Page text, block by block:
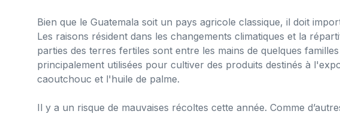
Bien que le Guatemala soit un pays agricole classique, il doit
Les raisons résident dans les changements climatiques et la
parties des terres fertiles sont entre les mains de quelques
principalement utilisées pour cultiver des produits destinés à
caoutchouc et l'huile de palme.
Il y a un risque de mauvaises récoltes cette année. Comme